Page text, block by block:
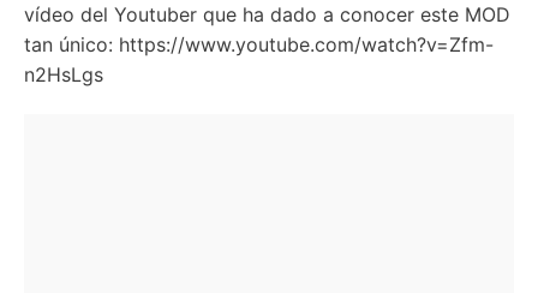
vídeo del Youtuber que ha dado a conocer este MOD
tan único: https://www.youtube.com/watch?v=Zfm-
n2HsLgs